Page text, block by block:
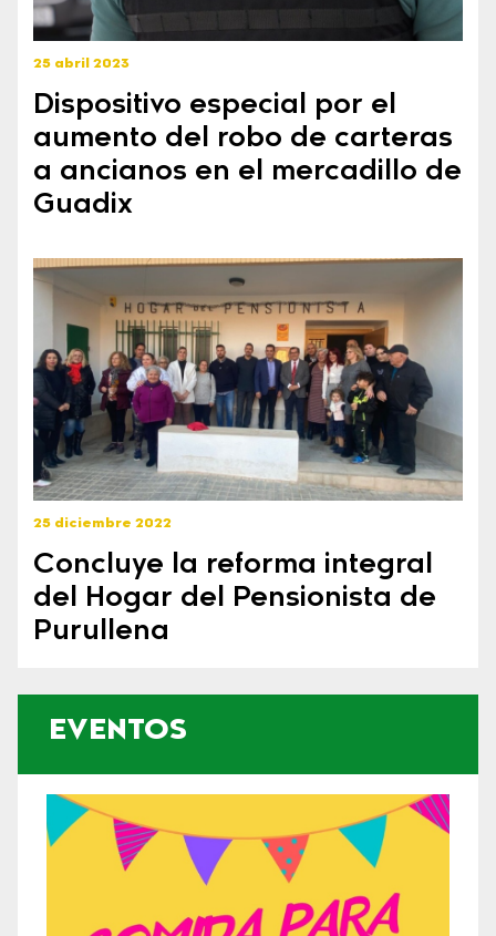
25 abril 2023
Dispositivo especial por el
aumento del robo de carteras
a ancianos en el mercadillo de
Guadix
25 diciembre 2022
Concluye la reforma integral
del Hogar del Pensionista de
Purullena
EVENTOS